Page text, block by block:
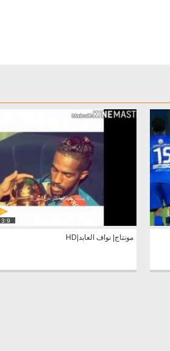
3:9
مونتاج| نواف العابد|HD